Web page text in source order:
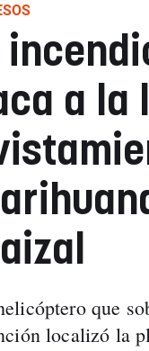
a la
que
localizó la